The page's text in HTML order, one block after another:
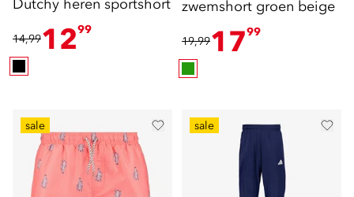
14,991299
zwemshort groen beige
19,991799
sale sale